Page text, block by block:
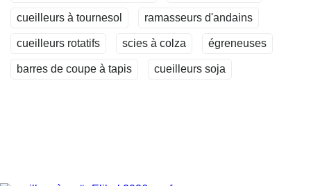
cueilleurs à tournesol ramasseurs d'andains
cueilleurs rotatifs scies à colza égreneuses
barres de coupe à tapis cueilleurs soja